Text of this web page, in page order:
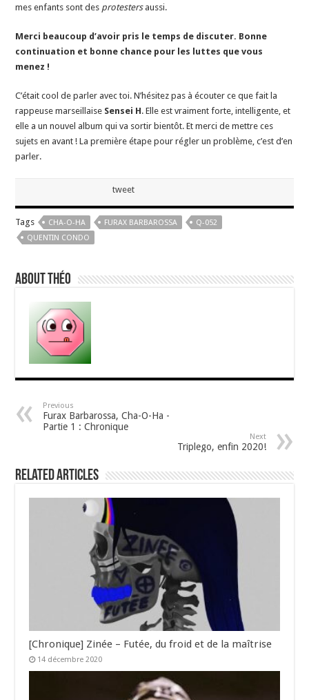
mes enfants sont des protestersaussi.
Merci beaucoup d’avoir pris le temps de discuter. Bonne
continuation et bonne chance pour les luttes que vous
menez !
C’était cool de parler avec toi. N’hésitez pas à écouter ce que fait la
rappeuse marseillaise Sensei H. Elle est vraiment forte, intelligente, et
elle a un nouvel album qui va sortir bientôt. Et merci de mettre ces
sujets en avant ! La première étape pour régler un problème, c’est d’en
parler.
tweet
Tags CHA-O-HA FURAX BARBAROSSA
Q-052
QUENTIN CONDO
About Théo
Previous
Furax Barbarossa, Cha-O-Ha -
Partie 1 : Chronique
Next
Triplego, enfin 2020!
Related Articles
[Chronique] Zinée – Futée, du froid et de la maîtrise
14 décembre 2020